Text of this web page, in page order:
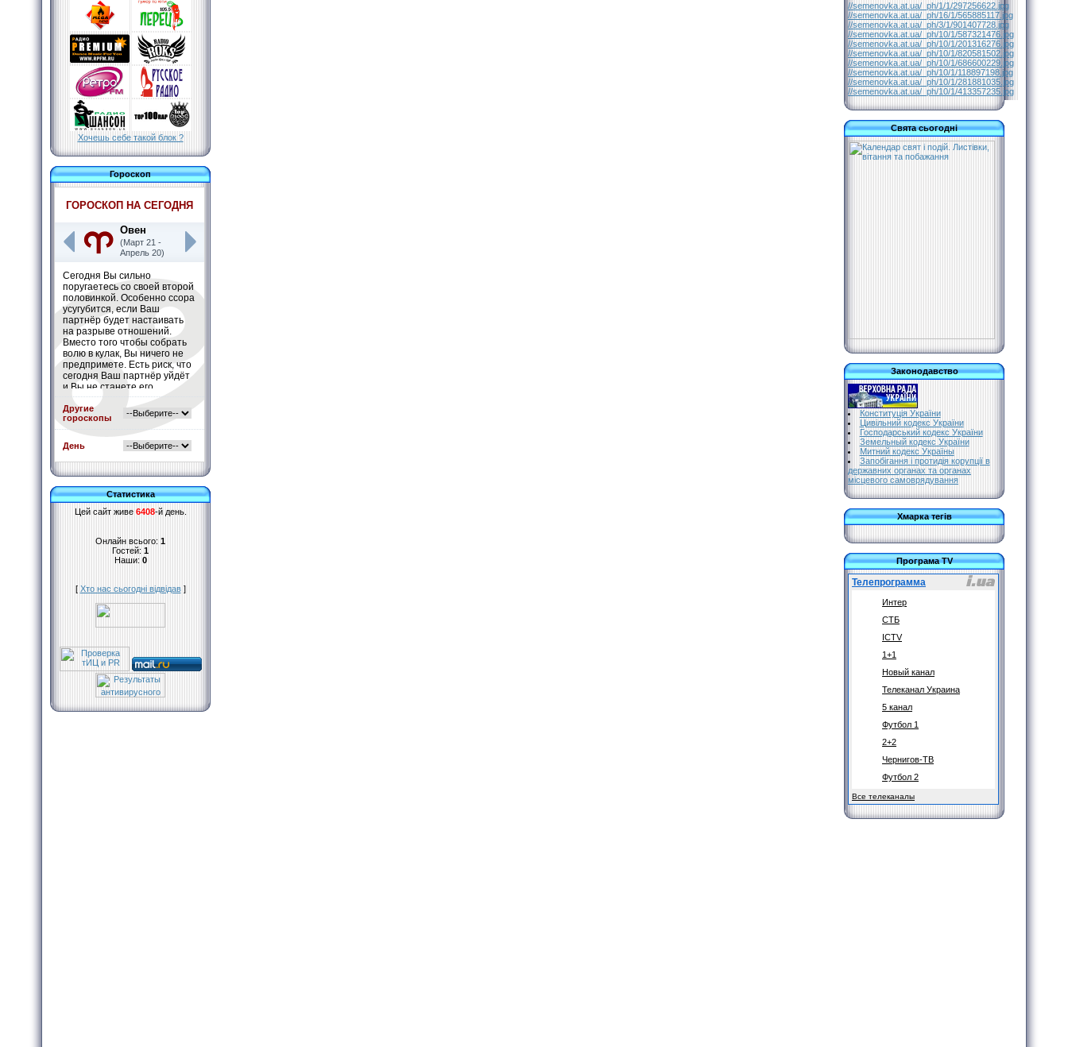
Хочешь себе такой блок ?
Гороскоп
ГОРОСКОП НА СЕГОДНЯ
Овен
(Март 21 -
Апрель 20)
Сегодня Вы сильно
поругаетесь со своей второй
половинкой. Особенно ссора
усугубится, если Ваш
партнёр будет настаивать
на разрыве отношений.
Вместо того чтобы собрать
волю в кулак, Вы ничего не
предпримете. Есть риск, что
сегодня Ваш партнёр уйдёт
и Вы не станете его
останавливать. Подробнее
Другие
гороскопы
День
Статистика
Цей сайт живе 6408-й день.
Онлайн всього: 1
Гостей: 1
Наши: 0
[ Хто нас сьогодні відвідав]
//semenovka.at.ua/_ph/1/1/297256622.jpg
//semenovka.at.ua/_ph/16/1/565885117.jpg
//semenovka.at.ua/_ph/3/1/901407728.jpg
//semenovka.at.ua/_ph/10/1/587321476.jpg
//semenovka.at.ua/_ph/10/1/201316276.jpg
//semenovka.at.ua/_ph/10/1/820581502.jpg
//semenovka.at.ua/_ph/10/1/686600229.jpg
//semenovka.at.ua/_ph/10/1/118897198.jpg
//semenovka.at.ua/_ph/10/1/281881035.jpg
//semenovka.at.ua/_ph/10/1/413357235.jpg
Свята сьогодні
Законодавство
Конституція України
Цивільний кодекс України
Господарський кодекс України
Земельный кодекс України
Митний кодекс Україны
Запобігання і протидія корупції в
державних органах та органах
місцевого самоврядування
Хмарка тегів
Програма TV
Телепрограмма
Интер
СТБ
ICTV
1+1
Новый канал
Телеканал Украина
5 канал
Футбол 1
2+2
Чернигов-ТВ
Футбол 2
Все телеканалы